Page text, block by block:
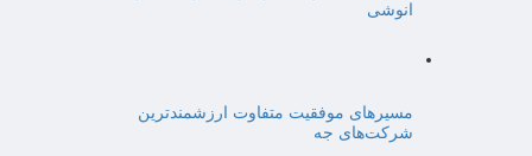
انوشی
مسیرهای موفقیت متفاوت ارزشمندترین
شرکت‌های جه